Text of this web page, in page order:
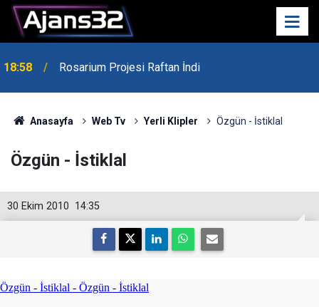
18:58 Rosarium Projesi Raftan İndi
Anasayfa Web Tv Yerli Klipler Özgün - İstiklal
Özgün - İstiklal
14:35
30 Ekim 2010